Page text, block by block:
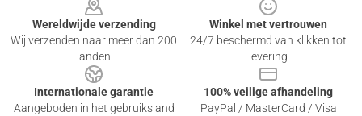
Wereldwijde verzending
Wij verzenden naar meer dan 200
landen
Winkel met vertrouwen
24/7 beschermd van klikken tot
levering
Internationale garantie
Aangeboden in het gebruiksland
100% veilige afhandeling
PayPal / MasterCard / Visa